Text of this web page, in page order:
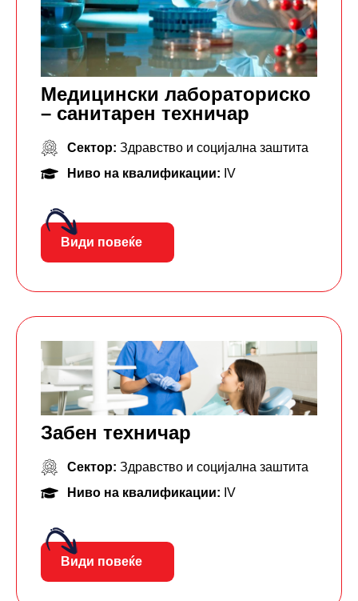
Медицински лабораториско
– санитарен техничар
Сектор: Здравство и социјална заштита
Ниво на квалификации: IV
Види повеќе
Забен техничар
Сектор: Здравство и социјална заштита
Ниво на квалификации: IV
Види повеќе